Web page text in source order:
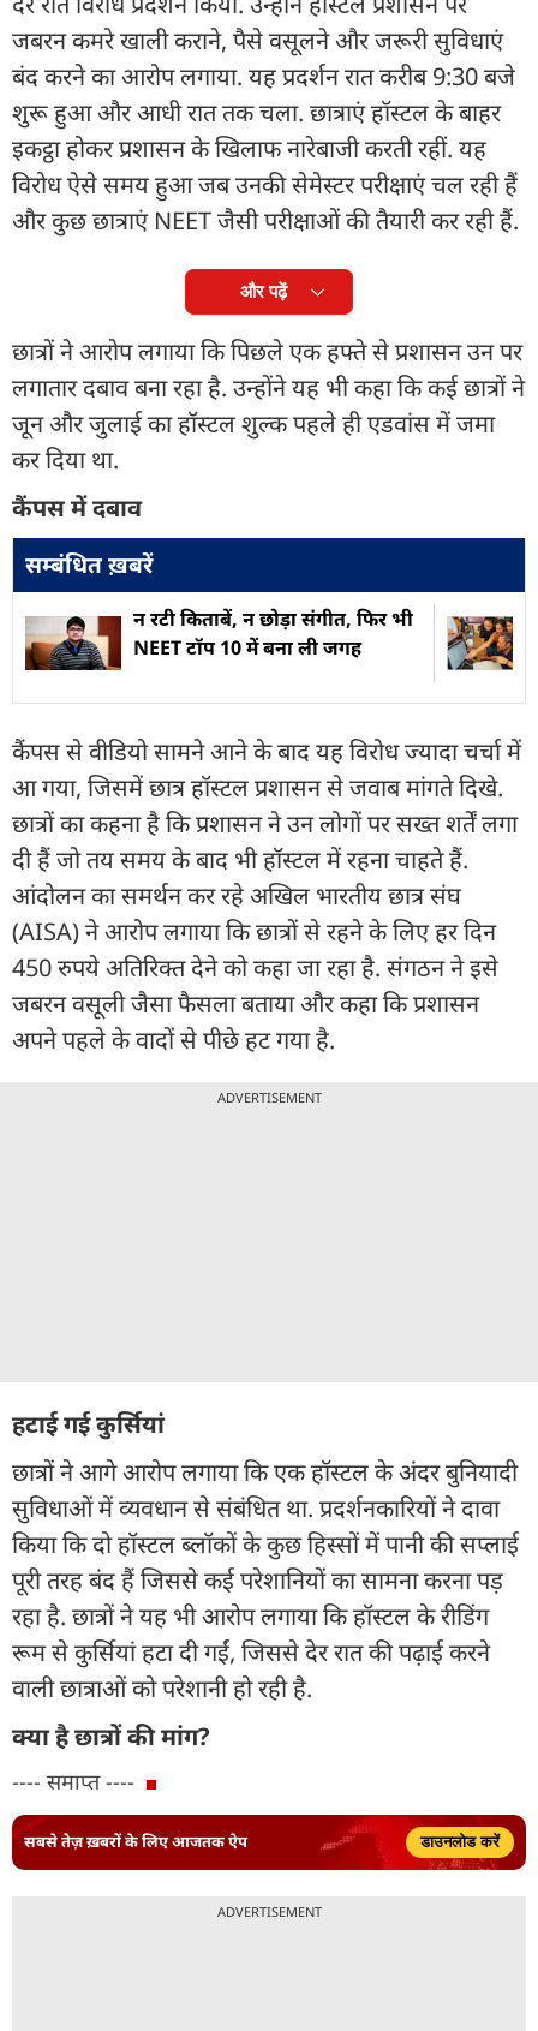
जबरन कमरे खाली कराने, पैसे वसूलने और जरूरी सुविधाएं
बंद करने का आरोप लगाया. यह प्रदर्शन रात करीब 9:30 बजे
शुरू हुआ और आधी रात तक चला. छात्राएं हॉस्टल के बाहर
इकट्ठा होकर प्रशासन के खिलाफ नारेबाजी करती रहीं. यह
विरोध ऐसे समय हुआ जब उनकी सेमेस्टर परीक्षाएं चल रही हैं
और कुछ छात्राएं NEET जैसी परीक्षाओं की तैयारी कर रही हैं.
और पढ़ें
छात्रों ने आरोप लगाया कि पिछले एक हफ्ते से प्रशासन उन पर
लगातार दबाव बना रहा है. उन्होंने यह भी कहा कि कई छात्रों ने
जून और जुलाई का हॉस्टल शुल्क पहले ही एडवांस में जमा
कर दिया था.
कैंपस में दबाव
सम्बंधित ख़बरें
न रटी किताबें, न छोड़ा संगीत, फिर भी
NEET टॉप 10 में बना ली जगह
कैंपस से वीडियो सामने आने के बाद यह विरोध ज्यादा चर्चा में
आ गया, जिसमें छात्र हॉस्टल प्रशासन से जवाब मांगते दिखे.
छात्रों का कहना है कि प्रशासन ने उन लोगों पर सख्त शर्तें लगा
दी हैं जो तय समय के बाद भी हॉस्टल में रहना चाहते हैं.
आंदोलन का समर्थन कर रहे अखिल भारतीय छात्र संघ
(AISA) ने आरोप लगाया कि छात्रों से रहने के लिए हर दिन
450 रुपये अतिरिक्त देने को कहा जा रहा है. संगठन ने इसे
जबरन वसूली जैसा फैसला बताया और कहा कि प्रशासन
अपने पहले के वादों से पीछे हट गया है.
ADVERTISEMENT
हटाई गई कुर्सियां
छात्रों ने आगे आरोप लगाया कि एक हॉस्टल के अंदर बुनियादी
सुविधाओं में व्यवधान से संबंधित था. प्रदर्शनकारियों ने दावा
किया कि दो हॉस्टल ब्लॉकों के कुछ हिस्सों में पानी की सप्लाई
पूरी तरह बंद हैं जिससे कई परेशानियों का सामना करना पड़
रहा है. छात्रों ने यह भी आरोप लगाया कि हॉस्टल के रीडिंग
रूम से कुर्सियां हटा दी गईं, जिससे देर रात की पढ़ाई करने
वाली छात्राओं को परेशानी हो रही है.
क्या है छात्रों की मांग?
---- समाप्त ----
सबसे तेज़ ख़बरों के लिए आजतक ऐप डाउनलोड करें
ADVERTISEMENT